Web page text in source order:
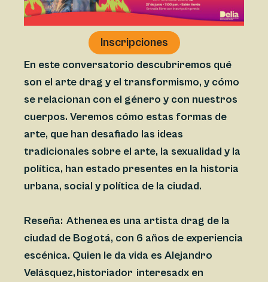
Inscripciones
En este conversatorio descubriremos qué
son el arte drag y el transformismo, y cómo
se relacionan con el género y con nuestros
cuerpos. Veremos cómo estas formas de
arte, que han desafiado las ideas
tradicionales sobre el arte, la sexualidad y la
política, han estado presentes en la historia
urbana, social y política de la ciudad.
Reseña: Athenea es una artista drag de la
ciudad de Bogotá, con 6 años de experiencia
escénica. Quien le da vida es Alejandro
Velásquez, historiador interesadx en